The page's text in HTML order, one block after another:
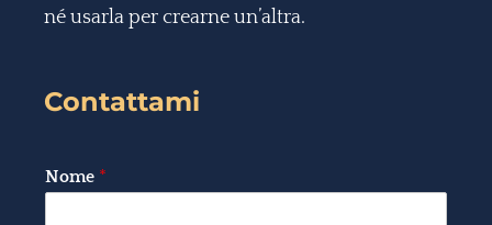
né usarla per crearne un’altra.
Contattami
Nome *